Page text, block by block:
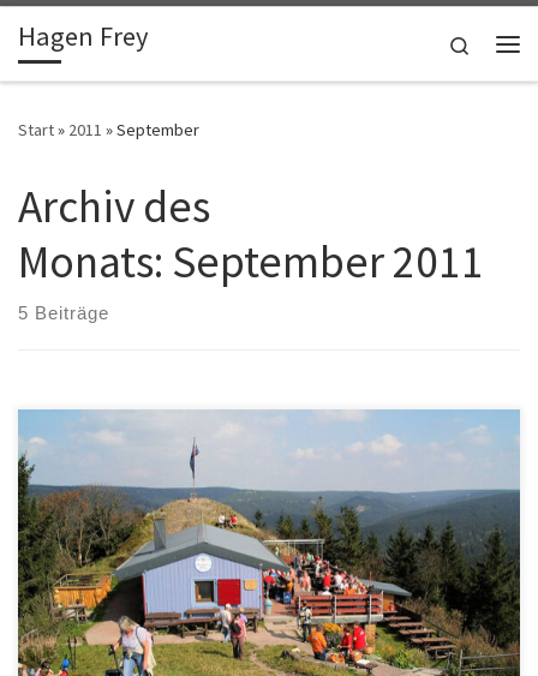
Zum Inhalt springen
Hagen Frey
Search
Start» 2011 »September
Archiv des
Monats: September 2011
5 Beiträge